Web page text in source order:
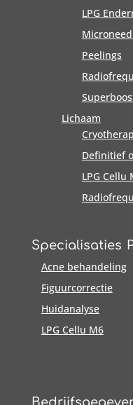
LPG
Peelings
Lichaam
Definitief
LPG Cellu
Specialisaties
Acne behandeling
Figuurcorrectie
Huidanalyse
LPG Cellu M6